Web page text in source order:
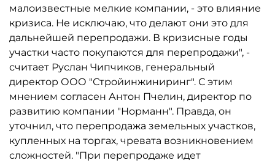
малоизвестные мелкие компании, - это влияние
кризиса. Не исключаю, что делают они это для
дальнейшей перепродажи. В кризисные годы
участки часто покупаются для перепродажи", -
считает Руслан Чипчиков, генеральный
директор ООО "Стройинжиниринг". С этим
мнением согласен Антон Пчелин, директор по
развитию компании "Норманн". Правда, он
уточнил, что перепродажа земельных участков,
купленных на торгах, чревата возникновением
сложностей. "При перепродаже идет